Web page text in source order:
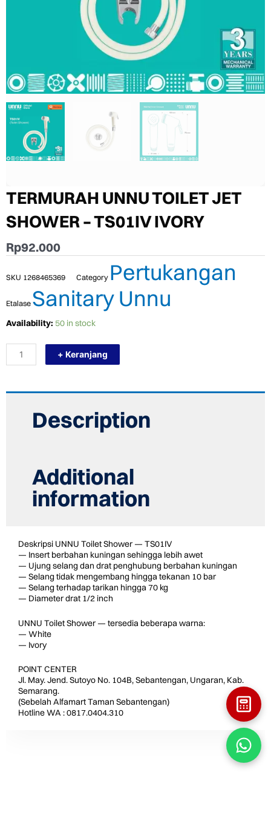
TERMURAH UNNU TOILET JET
SHOWER – TS01IV IVORY
Rp92.000
SKU 1268465369 Category Pertukangan
Etalase Sanitary Unnu
Availability: 50 in stock
TERMURAH
TOILET
SHOWER
+ Keranjang
Description
Additional
information
Deskripsi UNNU Toilet Shower — TS01IV
— Insert berbahan kuningan sehingga lebih awet
— Ujung selang dan drat penghubung berbahan kuningan
— Selang tidak mengembang hingga tekanan 10 bar
— Selang terhadap tarikan hingga 70 kg
— Diameter drat 1/2 inch
UNNU Toilet Shower — tersedia beberapa warna:
— White
— Ivory
POINT CENTER
Jl. May. Jend. Sutoyo No. 104B, Sebantengan, Ungaran, Kab.
Semarang.
(Sebelah Alfamart Taman Sebantengan)
Hotline WA : 0817.0404.310